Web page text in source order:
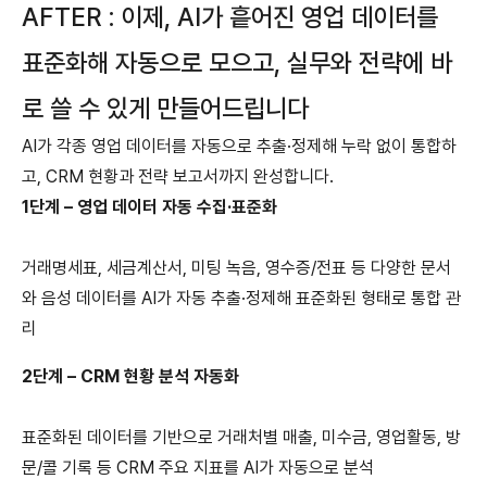
AFTER : 이제, AI가 흩어진 영업 데이터를
표준화해 자동으로 모으고, 실무와 전략에 바
로 쓸 수 있게 만들어드립니다
AI가 각종 영업 데이터를 자동으로 추출·정제해 누락 없이 통합하
고, CRM 현황과 전략 보고서까지 완성합니다.
1단계 – 영업 데이터 자동 수집·표준화
거래명세표, 세금계산서, 미팅 녹음, 영수증/전표 등 다양한 문서
와 음성 데이터를 AI가 자동 추출·정제해 표준화된 형태로 통합 관
리
2단계 – CRM 현황 분석 자동화
표준화된 데이터를 기반으로 거래처별 매출, 미수금, 영업활동, 방
문/콜 기록 등 CRM 주요 지표를 AI가 자동으로 분석